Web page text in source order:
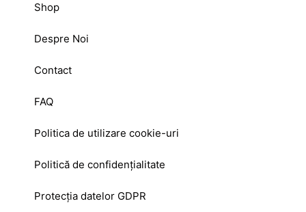
Shop
Despre Noi
Contact
FAQ
Politica de utilizare cookie-uri
Politică de confidențialitate
Protecția datelor GDPR